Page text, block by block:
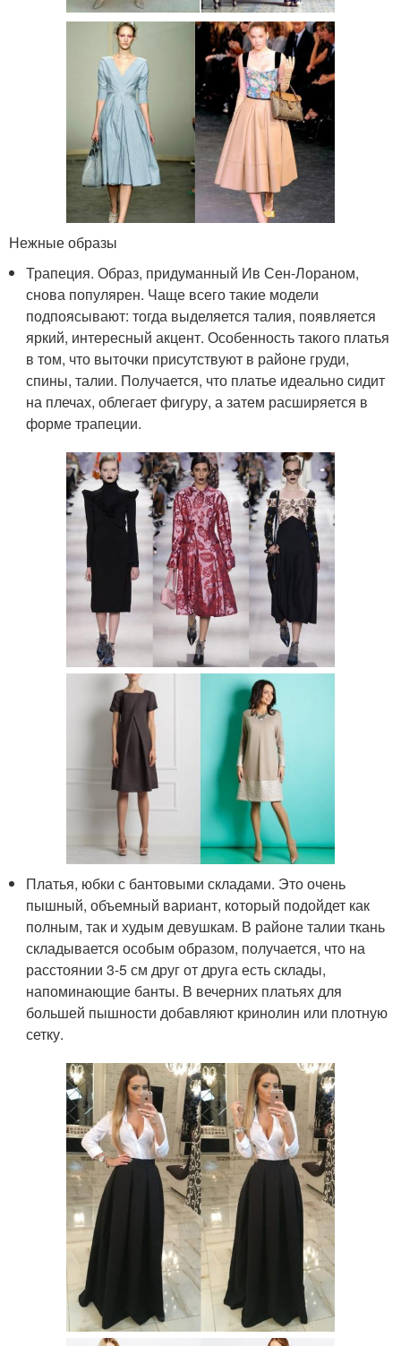
Нежные образы
Трапеция. Образ, придуманный Ив Сен-Лораном,
снова популярен. Чаще всего такие модели
подпоясывают: тогда выделяется талия, появляется
яркий, интересный акцент. Особенность такого платья
в том, что выточки присутствуют в районе груди,
спины, талии. Получается, что платье идеально сидит
на плечах, облегает фигуру, а затем расширяется в
форме трапеции.
Платья, юбки с бантовыми складами. Это очень
пышный, объемный вариант, который подойдет как
полным, так и худым девушкам. В районе талии ткань
складывается особым образом, получается, что на
расстоянии 3-5 см друг от друга есть склады,
напоминающие банты. В вечерних платьях для
большей пышности добавляют кринолин или плотную
сетку.